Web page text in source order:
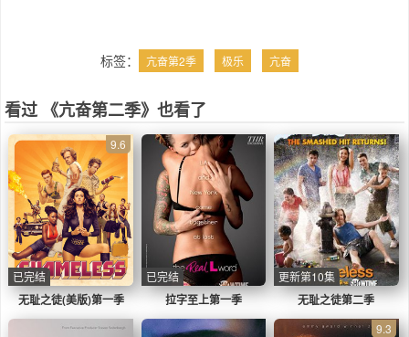
标签： 亢奋第2季 极乐 亢奋
看过 《亢奋第二季》也看了
无耻之徒(美版)第一季
9.6
已完结
拉字至上第一季
已完结
无耻之徒第二季
更新第10集
9.3